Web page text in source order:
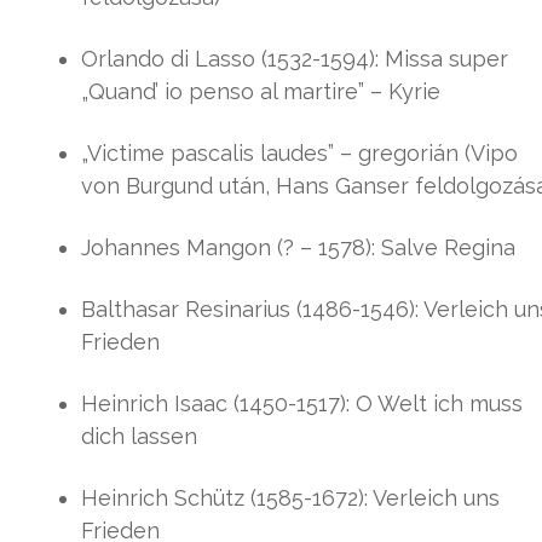
Orlando di Lasso (1532-1594): Missa super
„Quand’ io penso al martire” – Kyrie
„Victime pascalis laudes” – gregorián (Vipo
von Burgund után, Hans Ganser
Johannes Mangon (? – 1578): Salve Regina
Balthasar Resinarius (1486-1546): Verleich
Frieden
Heinrich Isaac (1450-1517): O Welt ich muss
dich lassen
Heinrich Schütz (1585-1672): Verleich uns
Frieden